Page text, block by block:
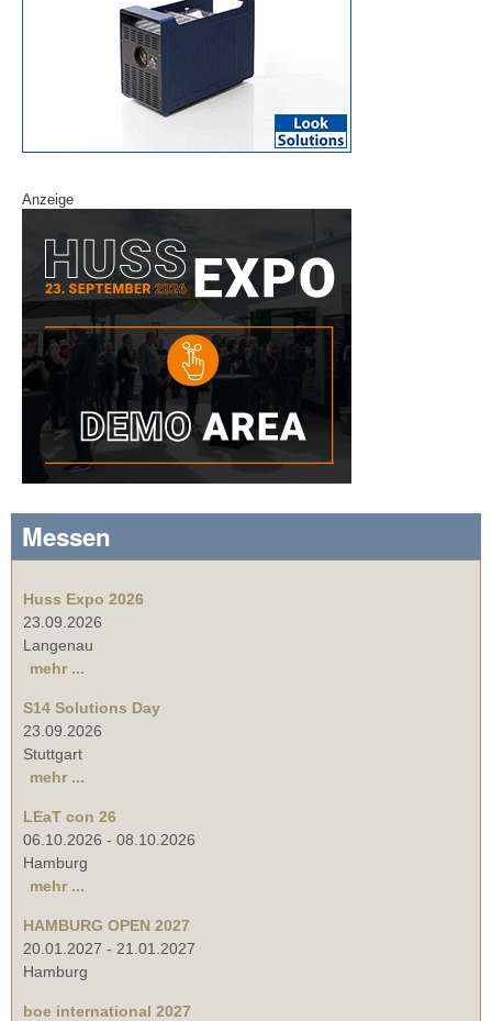
Anzeige
Messen
Huss Expo 2026
23.09.2026
Langenau
mehr ...
S14 Solutions Day
23.09.2026
Stuttgart
mehr ...
LEaT con 26
06.10.2026 - 08.10.2026
Hamburg
mehr ...
HAMBURG OPEN 2027
20.01.2027 - 21.01.2027
Hamburg
boe international 2027